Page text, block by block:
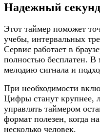
Надежный
Этот таймер поможет
учебы, интервальных
Сервис работает в
полностью бесплатен.
мелодию сигнала и
При необходимости
Цифры станут крупнее,
управлять таймером
формат полезен, когда
несколько человек.